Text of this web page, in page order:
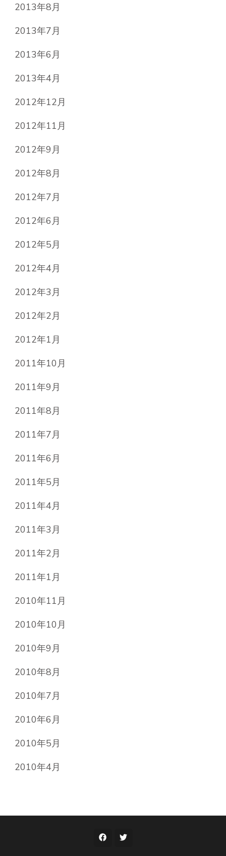
2013年8月
2013年7月
2013年6月
2013年4月
2012年12月
2012年11月
2012年9月
2012年8月
2012年7月
2012年6月
2012年5月
2012年4月
2012年3月
2012年2月
2012年1月
2011年10月
2011年9月
2011年8月
2011年7月
2011年6月
2011年5月
2011年4月
2011年3月
2011年2月
2011年1月
2010年11月
2010年10月
2010年9月
2010年8月
2010年7月
2010年6月
2010年5月
2010年4月